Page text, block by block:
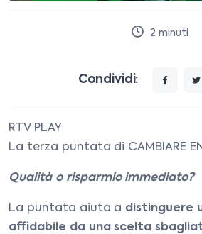
2 minuti
Condividi:
RTV PLAY
La terza puntata di CAMBIARE
Qualità o risparmio immediato?
La puntata aiuta a distinguere
affidabile da una scelta